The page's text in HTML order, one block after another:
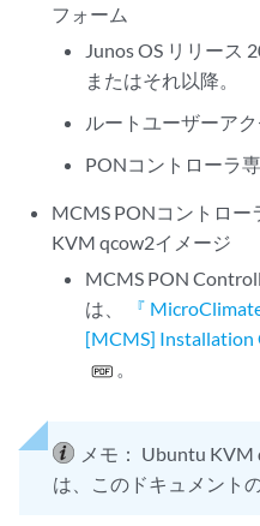
フォーム
Junos OS リリース
またはそれ以降。
ルートユーザーアク
PONコントローラ専
MCMS PONコントロ
KVM qcow2イメージ
MCMS PON
は、
『
[MCMS] Installation
。
メモ： Ubuntu KVM
は、このドキュメント